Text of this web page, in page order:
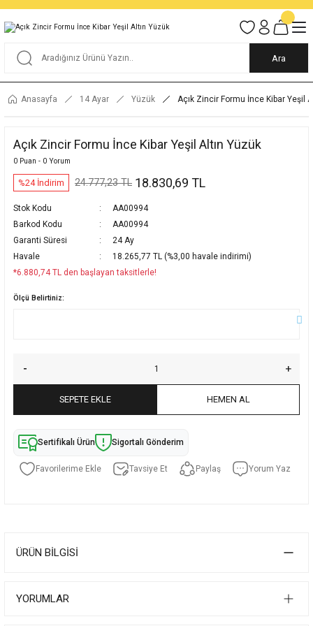
Tüm Alışverişlerde KARGO BEDAVA
Garantili Ve Sigortalı Kargo
Ankara İçi Elden Teslimat İmkanı
24/7 Müşteri Destek Hizmeti
Ara
Anasayfa 14 Ayar Yüzük Açık Zincir Formu İnce Kibar Yeşil
Açık Zincir Formu İnce Kibar Yeşil Altın Yüzük
0 Puan - 0 Yorum
%24 İndirim 24.777,23 TL 18.830,69 TL
Stok Kodu
AA00994
Barkod Kodu
AA00994
Garanti Süresi
24 Ay
Havale
18.265,77 TL (%3,00 havale indirimi)
*6.880,74 TL den başlayan taksitlerle!
Ölçü Belirtiniz:
SEPETE EKLE HEMEN AL
Sertifikalı Ürün Sigortalı Gönderim
Tavsiye Et Paylaş Yorum Yaz
ÜRÜN BILGISI
YORUMLAR